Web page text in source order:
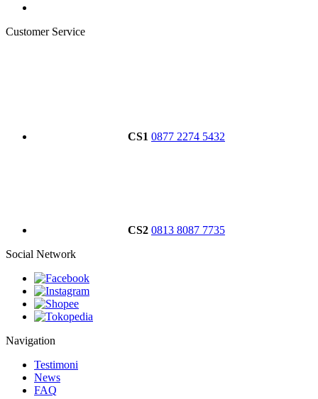
Customer Service
CS1 0877 2274 5432
CS2 0813 8087 7735
Social Network
Navigation
Testimoni
News
FAQ